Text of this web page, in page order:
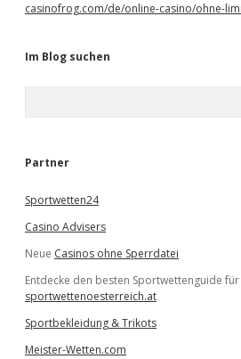
casinofrog.com/de/online-casino/ohne-
Im Blog suchen
e
Partner
Sportwetten24
Casino Advisers
Neue Casinos ohne Sperrdatei
Entdecke den besten Sportwettenguide
sportwettenoesterreich.at
Sportbekleidung & Trikots
Meister-Wetten.com